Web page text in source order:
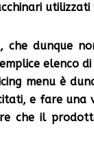
che dunque
elenco
menu è
e fare una
che il